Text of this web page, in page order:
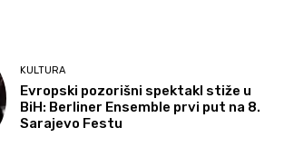
KULTURA
Evropski pozorišni spektakl stiže u
BiH: Berliner Ensemble prvi put na 8.
Sarajevo Festu